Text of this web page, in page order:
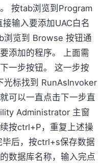
按tab浏览到Program
输入要添加UAC白名
浏览到 Browse 按钮通
添加的程序。 上面需
一步按钮。 这一步按
光标找到 RunAsInvoker
可以一直点击下一步直
Administrator 主窗
按ctrl+P，重复上述操
后，按ctrl+s保存数据
数据库名称，输入完点